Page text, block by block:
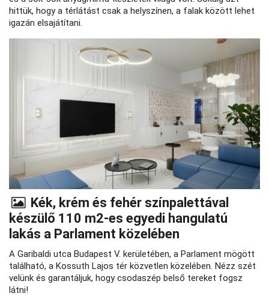
hittük, hogy a térlátást csak a helyszínen, a falak között lehet
igazán elsajátítani.
Kék, krém és fehér színpalettával
készülő 110 m2-es egyedi hangulatú
lakás a Parlament közelében
A Garibaldi utca Budapest V. kerületében, a Parlament mögött
található, a Kossuth Lajos tér közvetlen közelében. Nézz szét
velünk és garantáljuk, hogy csodaszép belső tereket fogsz
látni!